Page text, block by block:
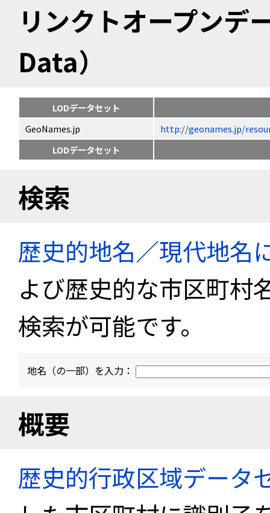
リンクトオープン
Data）
LODデータセット
GeoNames.jp
http://geonames.jp/
LODデータセット
検索
歴史的地名／現代地名
よび歴史的な市区町村
検索が可能です。
地名（の一部）を入力：
概要
歴史的行政区域データ